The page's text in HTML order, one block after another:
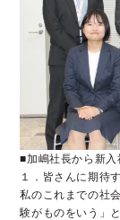
■加嶋社長から新
１．皆さんに期待
私のこれまでの社
験がものをいう」